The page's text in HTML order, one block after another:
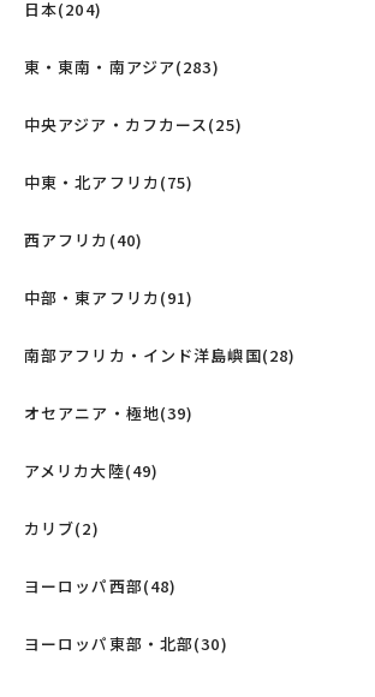
日本(204)
東・東南・南アジア(283)
中央アジア・カフカース(25)
中東・北アフリカ(75)
西アフリカ(40)
中部・東アフリカ(91)
南部アフリカ・インド洋島嶼国(28)
オセアニア・極地(39)
アメリカ大陸(49)
カリブ(2)
ヨーロッパ西部(48)
ヨーロッパ東部・北部(30)